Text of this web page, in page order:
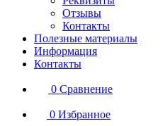
Отзывы
Контакты
Полезные материалы
Информация
Контакты
0 Сравнение
0 Избранное